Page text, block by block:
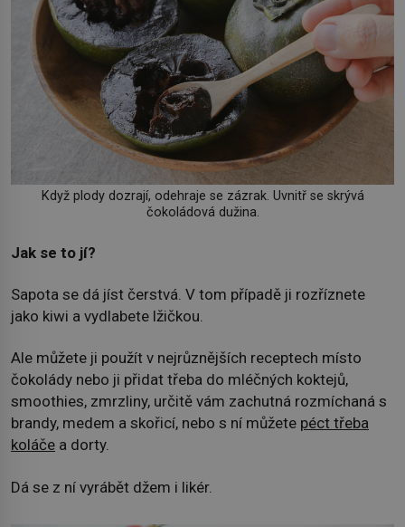
Když plody dozrají, odehraje se zázrak. Uvnitř se skrývá
čokoládová dužina.
Jak se to jí?
Sapota se dá jíst čerstvá. V tom případě ji rozříznete
jako kiwi a vydlabete lžičkou.
Ale můžete ji použít v nejrůznějších receptech místo
čokolády nebo ji přidat třeba do mléčných koktejů,
smoothies, zmrzliny, určitě vám zachutná rozmíchaná s
brandy, medem a skořicí, nebo s ní můžete péct třeba
koláče a dorty.
Dá se z ní vyrábět džem i likér.